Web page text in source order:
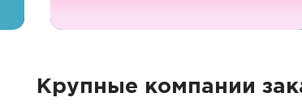
Крупные компании